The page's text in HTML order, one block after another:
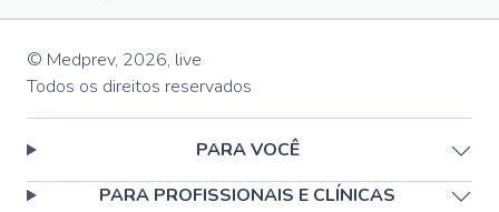
© Medprev, 2026, live
Todos os direitos reservados
PARA VOCÊ
PARA PROFISSIONAIS E CLÍNICAS